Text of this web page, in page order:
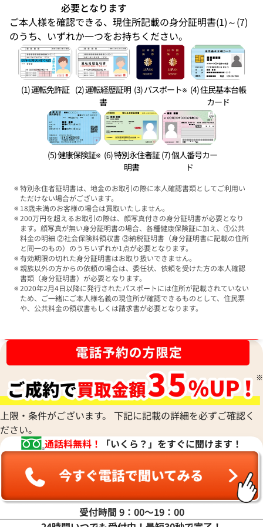
必要となります
ご本人様を確認できる、現住所記載の身分証明書(1)～(7)
のうち、いずれか一つをお持ちください。
(1) 運転免許証 (2) 運転経歴証明
書
(3) パスポート※ (4) 住民基本台帳
カード
(5) 健康保険証※ (6) 特別永住者証
明書
(7) 個人番号カー
ド
特別永住者証明書は、地金のお取引の際に本人確認書類としてご利用い
ただけない場合がございます。
18歳未満のお客様の場合は買取いたしません。
200万円を超えるお取引の際は、顔写真付きの身分証明書が必要となり
ます。顔写真が無い身分証明書の場合、各種健康保険証に加え、①公共
料金の明細 ②社会保険料領収書 ③納税証明書（身分証明書に記載の住所
と同一のもの）のうちいずれか1点が必要となります。
有効期限の切れた身分証明書はお取り扱いできません。
親族以外の方からの依頼の場合は、委任状、依頼を受けた方の本人確認
書類（身分証明書）が必要となります。
2020年2月4日以降に発行されたパスポートには住所が記載されていない
ため、ご一緒にご本人様名義の現住所が確認できるものとして、住民票
や、公共料金の領収書もしくは請求書が必要となります。
上限・条件がございます。 下記に記載の詳細を必ずご確認く
ださい。
通話料無料！
「いくら？」をすぐに聞けます！
受付時間 9：00〜19：00